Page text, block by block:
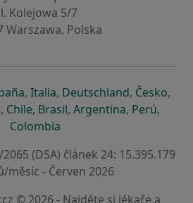
Kolejowa 5/7
Warszawa, Polska
záložce
v nové záložce
se otevře v nové záložce
, Italiase otevře v nové záložce
, Deutschlandse otevře v
, Českose
,
v nové záložce
se otevře v nové záložce
, Chilese otevře v nové záložce
, Brasilse otevře v nové
, Argentinase otevře v
, Perúse
,
Colombia
(DSA) článek 24: 15.395.179
měsíc - Červen 2026
© 2026 - Najděte si lékaře a